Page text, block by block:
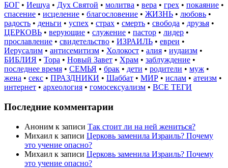
БОГ • Иешуа • Дух Святой • молитва • вера • грех • покаяние •
спасение • исцеление • благословение • ЖИЗНЬ • любовь •
радость • деньги • успех • страх • смерть • свобода • друзья •
ЦЕРКОВЬ • верующие • служение • пастор • лидер •
прославление • свидетельство • ИЗРАИЛЬ • евреи •
Иерусалим • антисемитизм • Холокост • алия • иудаизм •
БИБЛИЯ • Тора • Новый Завет • Храм • заблуждение •
последнее время • СЕМЬЯ • брак • дети • родители • муж •
жена • секс • ПРАЗДНИКИ • Шаббат • МИР • ислам • атеизм •
интернет • археология • гомосексуализм • ВСЕ ТЕГИ
Последние комментарии
Аноним к записи Так стоит ли на ней жениться?
Михаил к записи Церковь заменила Израиль? Почему
это учение опасно?
Михаил к записи Церковь заменила Израиль? Почему
это учение опасно?